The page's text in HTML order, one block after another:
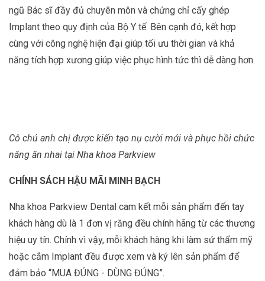
ngũ Bác sĩ đầy đủ chuyên môn và chứng chỉ cấy ghép
Implant theo quy định của Bộ Y tế. Bên cạnh đó, kết hợp
cùng với công nghệ hiện đại giúp tối ưu thời gian và khả
năng tích hợp xương giúp việc phục hình tức thì dễ dàng hơn.
Cô chú anh chị được kiến tạo nụ cười mới và phục hồi chức
năng ăn nhai tại Nha khoa Parkview
CHÍNH SÁCH HẬU MÃI MINH BẠCH
Nha khoa Parkview Dental cam kết mỗi sản phẩm đến tay
khách hàng dù là 1 đơn vị răng đều chính hãng từ các thương
hiệu uy tín. Chính vì vậy, mỗi khách hàng khi làm sứ thẩm mỹ
hoặc cắm Implant đều được xem và ký lên sản phẩm để
đảm bảo “MUA ĐÚNG - DÙNG ĐÚNG”.